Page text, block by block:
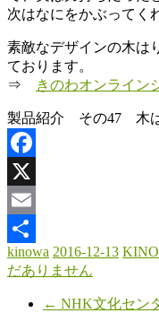
次はなにをかぶってく
素敵なデザインの木は
ております。
⇒
きのわオンライン
製品紹介 その47 木は
Facebook
X
Email
共
kinowa 2016-12-13
だありません
← NHK文化セン